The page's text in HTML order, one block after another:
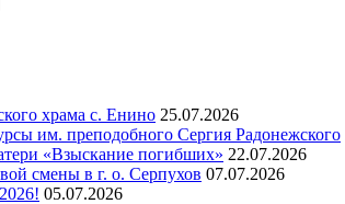
храма с. Енино 25.07.2026
им. преподобного Сергия Радонежского
«Взыскание погибших» 22.07.2026
смены в г. о. Серпухов 07.07.2026
05.07.2026